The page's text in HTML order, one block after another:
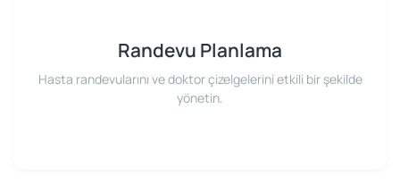
Randevu Planlama
Hasta randevularını ve doktor çizelgelerini etkili bir şekilde
yönetin.